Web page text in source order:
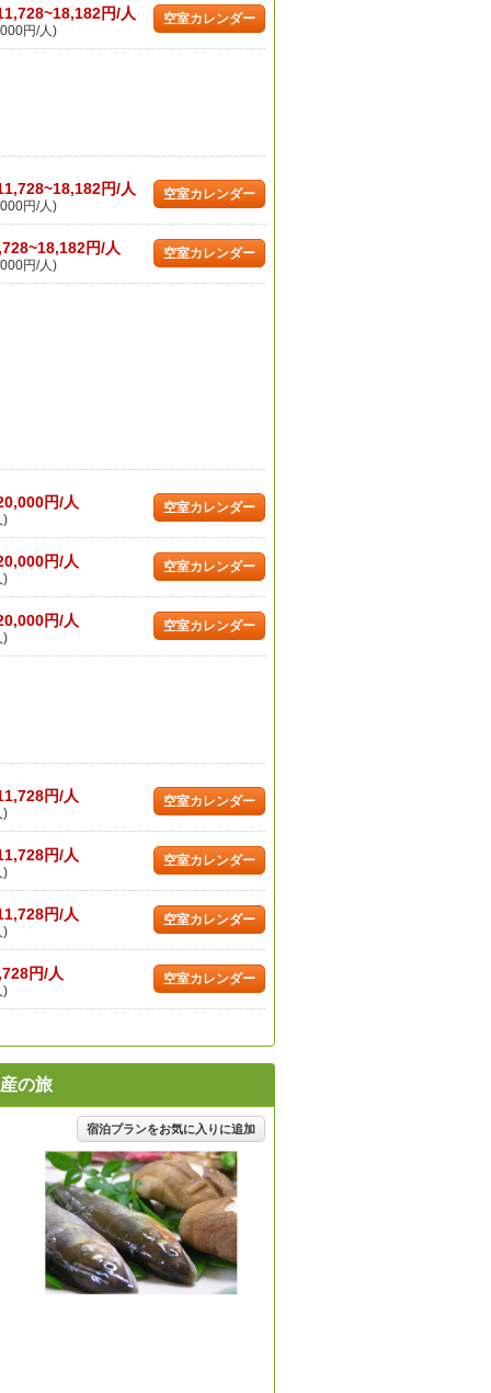
円/人
円/人)
空室カレンダー
円/人
円/人)
空室カレンダー
円/人
円/人)
空室カレンダー
円/人
)
空室カレンダー
円/人
)
空室カレンダー
円/人
)
空室カレンダー
円/人
)
空室カレンダー
円/人
)
空室カレンダー
円/人
)
空室カレンダー
円/人
)
空室カレンダー
の旅
宿泊プランをお気に入りに追加